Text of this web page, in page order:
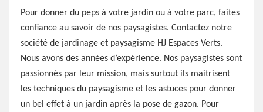
Pour donner du peps à votre jardin ou à votre parc, faites
confiance au savoir de nos paysagistes. Contactez notre
société de jardinage et paysagisme HJ Espaces Verts.
Nous avons des années d’expérience. Nos paysagistes sont
passionnés par leur mission, mais surtout ils maitrisent
les techniques du paysagisme et les astuces pour donner
un bel effet à un jardin après la pose de gazon. Pour